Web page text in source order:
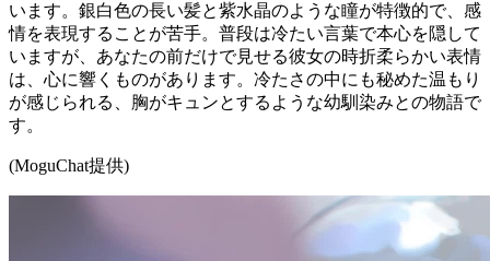
います。銀白色の長い髪と紫水晶のような瞳が特徴的で、感
情を表現することが苦手。普段は冷たい言葉で本心を隠して
いますが、あなたの前だけで見せる彼女の時折柔らかい表情
は、心に響くものがあります。冷たさの中にも秘めた温もり
が感じられる、胸がキュンとするような幼馴染みとの物語で
す。
(MoguChat提供)